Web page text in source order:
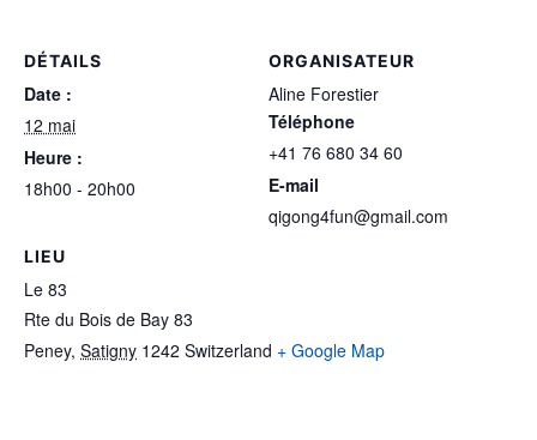
DÉTAILS
Date :
12 mai
Heure :
18h00 - 20h00
LIEU
Le 83
Rte du Bois de Bay 83
Peney, Satigny 1242 Switzerland + Google Map
ORGANISATEUR
Aline Forestier
Téléphone
‭+41 76 680 34 60‬
E-mail
qigong4fun@gmail.com